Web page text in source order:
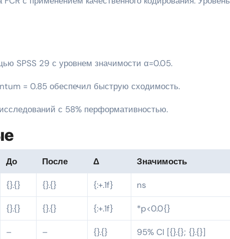
SPSS 29 с уровнем значимости α=0.05.
= 0.85 обеспечил быструю сходимость.
с 58% перформативностью.
До После Δ Значимость
{}.{} {}.{} {:+.1f} ns
{}.{} {}.{} {:+.1f} *p<0.0{}
– – {}.{} 95% CI [{}.{}; {}.{}]